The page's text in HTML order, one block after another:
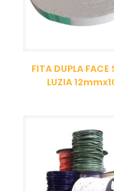
FITA DUPLA FACE
LUZIA